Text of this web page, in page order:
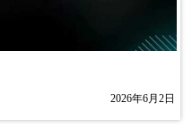
2026年6月2日